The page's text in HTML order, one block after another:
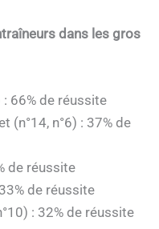
dans les gros
66% de réussite
(n°14, n°6) : 37% de
de réussite
de réussite
: 32% de réussite